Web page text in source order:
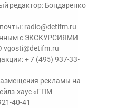
редактор: Бондаренко
radio@detifm.ru
с ЭКСКУРСИЯМИ
vgosti@detifm.ru
+ 7 (495) 937-33-
рекламы на
хаус «ГПМ
40-41